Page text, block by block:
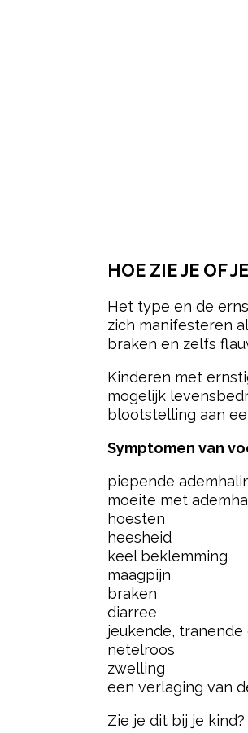
HOE ZIE JE OF
Het type en de
zich manifesteren
braken en zelfs
Kinderen met
mogelijk
blootstelling aan
Symptomen van
piepende
moeite met
hoesten
heesheid
keel beklemming
maagpijn
braken
diarree
jeukende,
netelroos
zwelling
een verlaging van
Zie je dit bij je